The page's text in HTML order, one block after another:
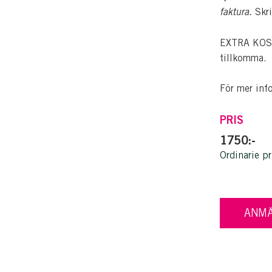
faktura.
EXTRA
tillkomma.
För mer
PRIS
1750:-
Ordinarie